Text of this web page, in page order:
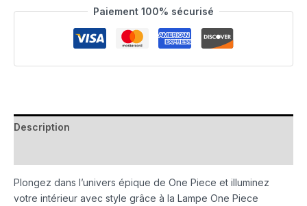
Paiement 100% sécurisé
Description
Plongez dans l’univers épique de One Piece et illuminez
votre intérieur avec style grâce à la Lampe One Piece